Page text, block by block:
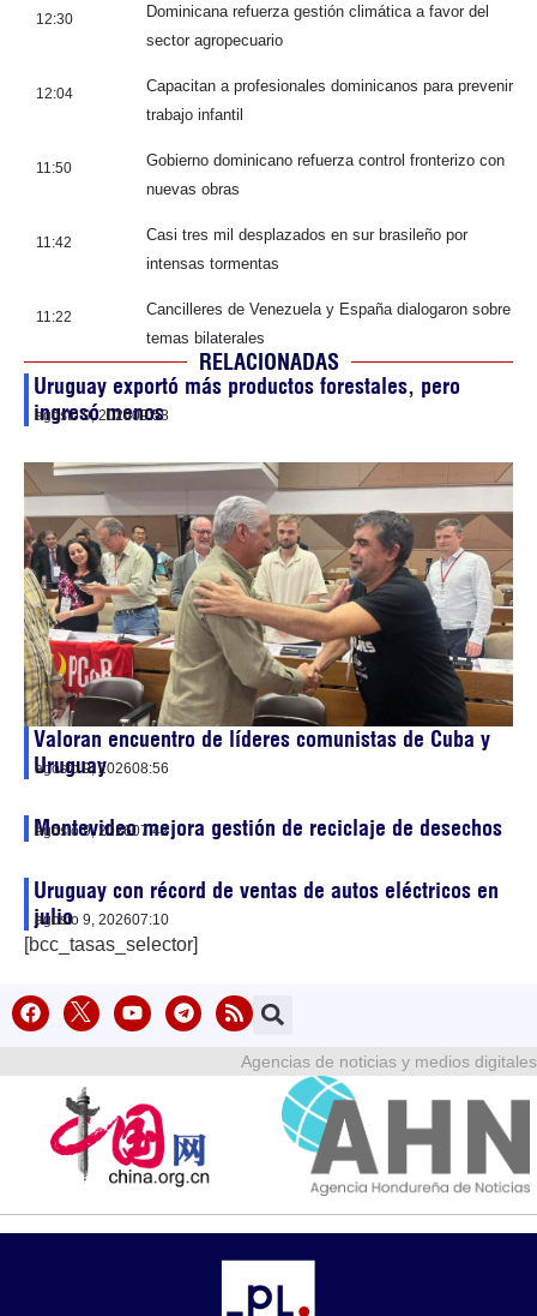
12:30
Dominicana refuerza gestión climática a favor del
sector agropecuario
12:04
Capacitan a profesionales dominicanos para prevenir
trabajo infantil
11:50
Gobierno dominicano refuerza control fronterizo con
nuevas obras
11:42
Casi tres mil desplazados en sur brasileño por
intensas tormentas
11:22
Cancilleres de Venezuela y España dialogaron sobre
temas bilaterales
RELACIONADAS
Uruguay exportó más productos forestales, pero
ingresó menos
agosto 9, 202609:58
Valoran encuentro de líderes comunistas de Cuba y
Uruguay
agosto 9, 202608:56
Montevideo mejora gestión de reciclaje de desechos
agosto 9, 202607:42
Uruguay con récord de ventas de autos eléctricos en
julio
agosto 9, 202607:10
[bcc_tasas_selector]
Agencias de noticias y medios digitales